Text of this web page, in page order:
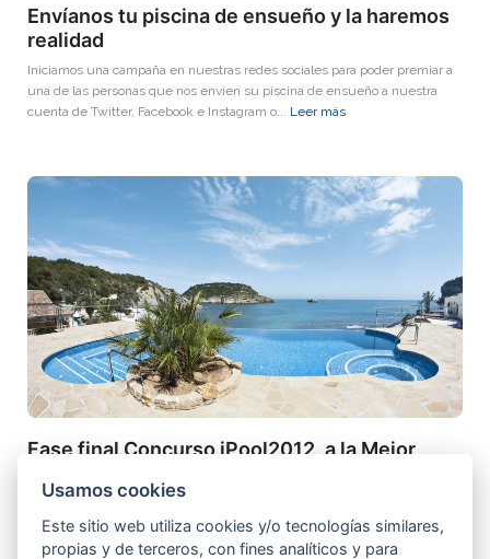
Envíanos tu piscina de ensueño y la haremos
realidad
Iniciamos una campaña en nuestras redes sociales para poder premiar a
una de las personas que nos envíen su piscina de ensueño a nuestra
cuenta de Twitter, Facebook e Instagram o... Leer más
Fase final Concurso iPool2012, a la Mejor
Desde hace unos meses, estamos participando en el concurso que elige
la mejor piscina de europa según la revista Eurospapoolsnews. Se
presentaban hasta un total de 5 piscinas por empresa...Leer más
Usamos cookies
Este sitio web utiliza cookies y/o tecnologías similares,
propias y de terceros, con fines analíticos y para